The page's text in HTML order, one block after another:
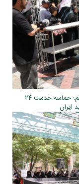
گزارش تصویری ۵ /میزبانی کریمانه در سایه خورشید قم؛ حماسه خدمت ۲۴
ایران